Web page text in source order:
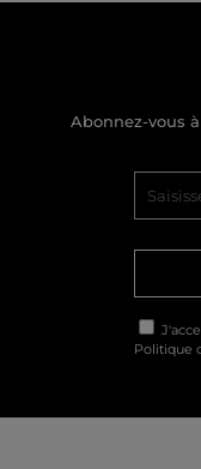
Abonnez-vous
Politique